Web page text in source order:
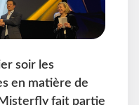
soir les
en matière de
fait partie